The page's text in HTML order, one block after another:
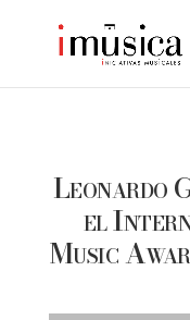
Leonardo
el
Music